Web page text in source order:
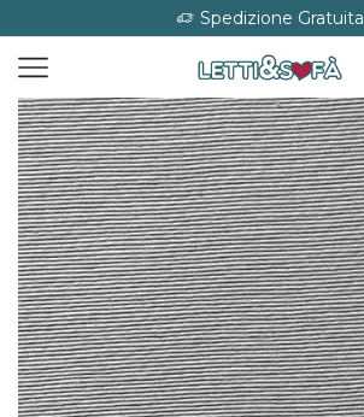
Spedizione Gratuita